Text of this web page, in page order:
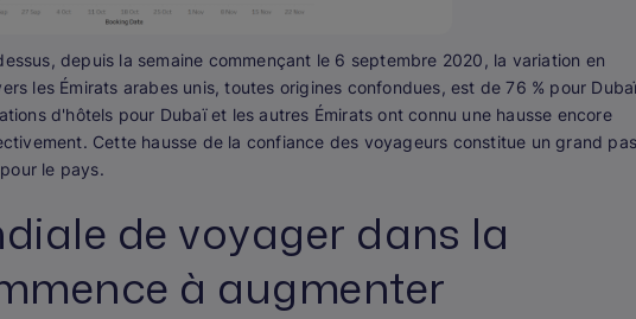
depuis la semaine commençant le 6 septembre 2020, la variation en
les Émirats arabes unis, toutes origines confondues, est de 76 % pour
d'hôtels pour Dubaï et les autres Émirats ont connu une hausse encore
Cette hausse de la confiance des voyageurs constitue un grand pas
le pays.
de voyager dans la
à augmenter